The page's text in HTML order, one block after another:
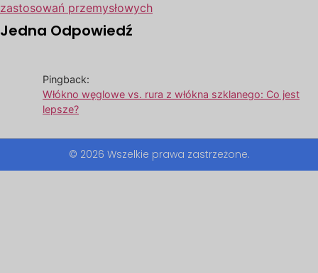
zastosowań przemysłowych
Jedna Odpowiedź
Pingback:
Włókno węglowe vs. rura z włókna szklanego: Co jest
lepsze?
© 2026 Wszelkie prawa zastrzeżone.